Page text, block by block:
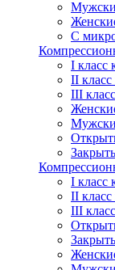
С
I класс
II
III
I класс
II
III